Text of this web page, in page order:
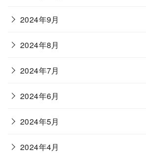
2024年9月
2024年8月
2024年7月
2024年6月
2024年5月
2024年4月